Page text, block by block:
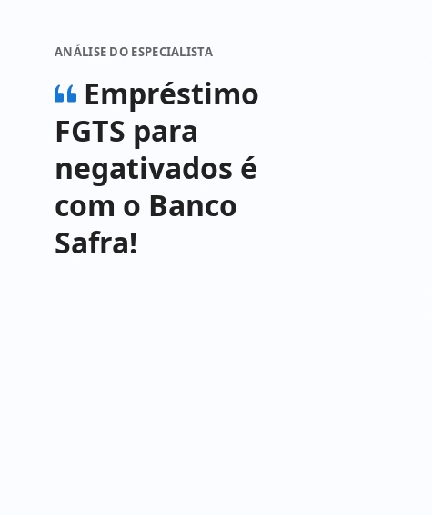
ANÁLISE DO ESPECIALISTA
Empréstimo
FGTS para
negativados é
com o Banco
Safra!